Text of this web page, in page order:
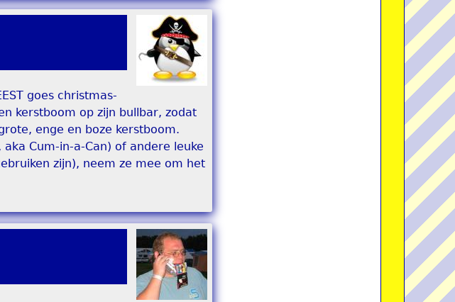
goes christmas-
kerstboom op zijn bullbar, zodat
enge en boze kerstboom.
Cum-in-a-Can) of andere leuke
zijn), neem ze mee om het